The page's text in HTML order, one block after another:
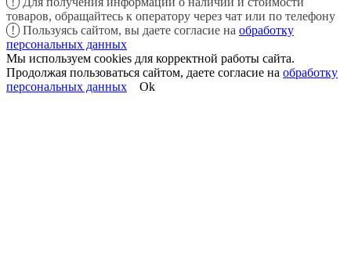
товаров, обращайтесь к оператору через чат или по телефону
!
Пользуясь сайтом, вы даете согласие на обработку
персональных данных
Мы используем cookies для корректной работы сайта.
Продолжая пользоваться сайтом, даете согласие на обработку
персональных данных
Ok